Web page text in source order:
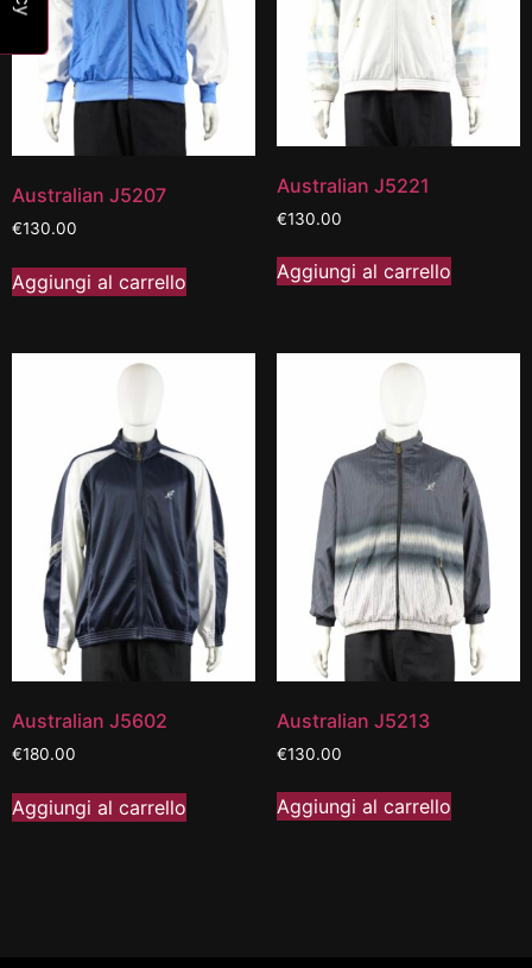
Australian J5207
€130.00
Aggiungi al carrello
Australian J5221
€130.00
Aggiungi al carrello
Australian J5602
€180.00
Aggiungi al carrello
Australian J5213
€130.00
Aggiungi al carrello